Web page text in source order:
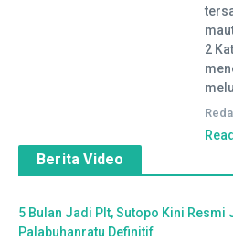
2
Berita Video
5 Bulan Jadi Plt, Sutopo Kini Resmi
Palabuhanratu Definitif